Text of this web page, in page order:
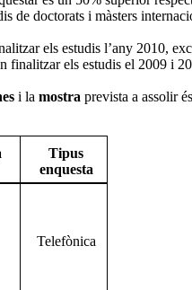
de doctorats i màsters
els estudis l’any 2010,
finalitzar els estudis el 2009 i
i la mostra prevista a assolir
Tipus
enquesta
Telefònica